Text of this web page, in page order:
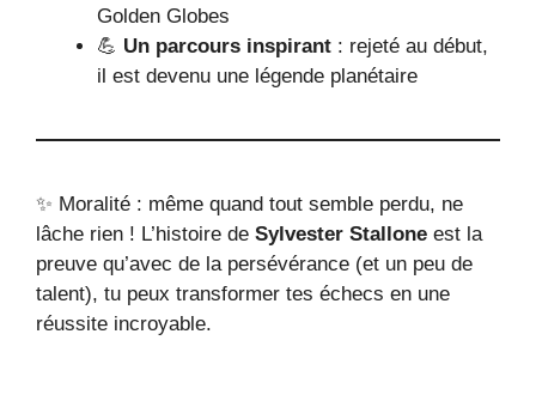
Golden Globes
💪 Un parcours inspirant : rejeté au début,
il est devenu une légende planétaire
✨ Moralité : même quand tout semble perdu, ne
lâche rien ! L’histoire de Sylvester Stallone est la
preuve qu’avec de la persévérance (et un peu de
talent), tu peux transformer tes échecs en une
réussite incroyable.